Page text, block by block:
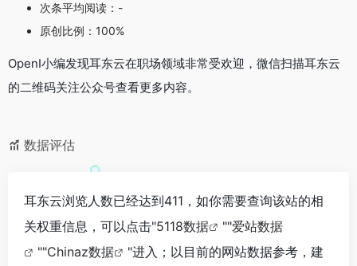
次条平均阅读：-
原创比例：100%
OpenI小编发现耳东云在职场领域非常受欢迎，微信扫描耳东云
的二维码关注公众号查看更多内容。
数据评估
耳东云浏览人数已经达到411，如你需要查询该站的相
关权重信息，可以点击"5118数据 ""爱站数据
""Chinaz数据
"进入；以目前的网站数据参考，建